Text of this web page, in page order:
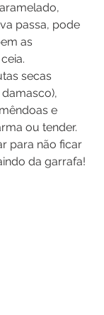
passa, pode
as
secas
e
ou tender.
para não ficar
da garrafa!